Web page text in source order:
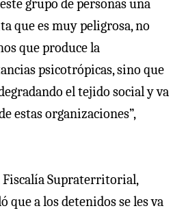
grupo de personas una
que es muy peligrosa, no
que produce la
psicotrópicas, sino que
el tejido social y va
estas organizaciones”,
Fiscalía Supraterritorial,
que a los detenidos se les va